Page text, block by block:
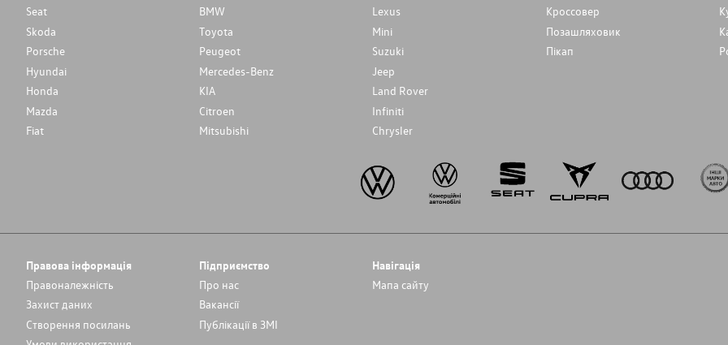
Seat
BMW
Skoda
Toyota
Porsche
Peugeot
Hyundai
Mercedes-Benz
Honda
KIA
Mazda
Citroen
Fiat
Mitsubishi
Lexus
Mini
Suzuki
Jeep
Land Rover
Infiniti
Chrysler
Кроссовер
Позашляховик
Пікап
Правова інформація
Правоналежність
Захист даних
Cтворення посилань
Підприємство
Про нас
Вакансії
Публікації в ЗМІ
Навігація
Мапа сайту